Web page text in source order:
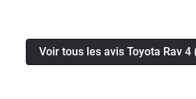
peut charger en hauteur sans
grâce au rétroviseur/caméra.
Voir tous les avis Toyota Rav 4